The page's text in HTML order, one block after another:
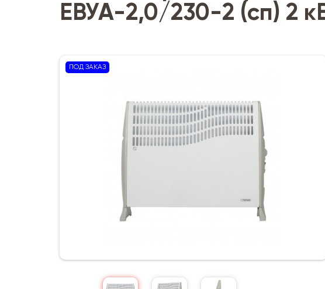
ЕВУА-2,0/230-2 (сп) 2
ПОД ЗАКАЗ